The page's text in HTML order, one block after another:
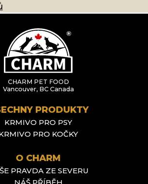
CHARM PET FOOD
Vancouver, BC Canada
PRODUKTY
KRMIVO PRO PSY
PRO KOČKY
O CHARM
PRAVDA ZE SEVERU